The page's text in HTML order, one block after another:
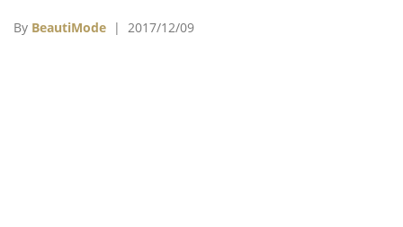
JW Anderson兩個品牌創意總監的英國設計師Jonathan
By BeautiMode | 2017/12/09